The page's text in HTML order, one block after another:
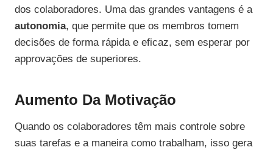
dos colaboradores. Uma das grandes vantagens é a
autonomia, que permite que os membros tomem
decisões de forma rápida e eficaz, sem esperar por
approvações de superiores.
Aumento Da Motivação
Quando os colaboradores têm mais controle sobre
suas tarefas e a maneira como trabalham, isso gera